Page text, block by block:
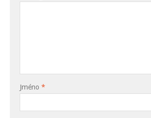
Jméno *